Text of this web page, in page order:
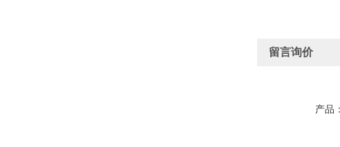
留言询价
产品：